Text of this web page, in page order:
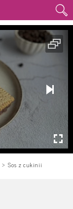
Sos z cukinii